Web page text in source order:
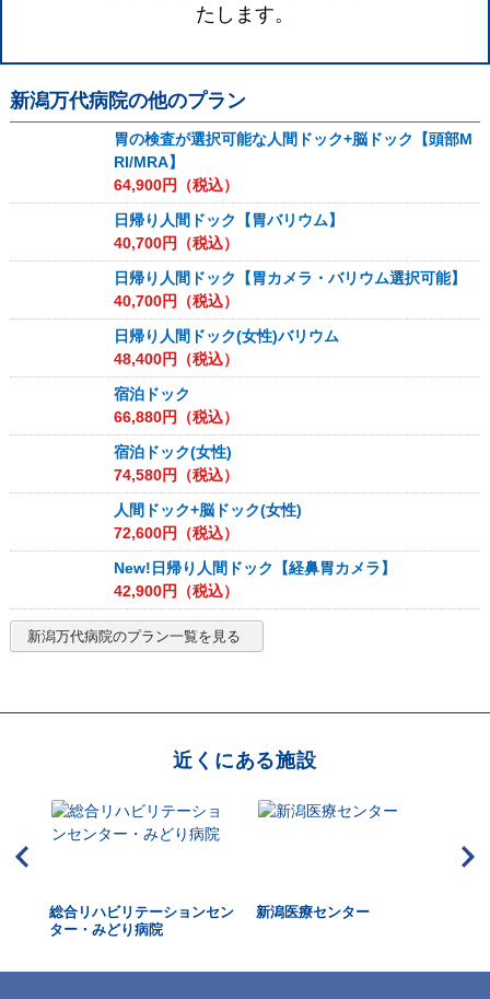
たします。
新潟万代病院の他のプラン
胃の検査が選択可能な人間ドック+脳ドック【頭部M
RI/MRA】
64,900円（税込）
日帰り人間ドック【胃バリウム】
40,700円（税込）
日帰り人間ドック【胃カメラ・バリウム選択可能】
40,700円（税込）
日帰り人間ドック(女性)バリウム
48,400円（税込）
宿泊ドック
66,880円（税込）
宿泊ドック(女性)
74,580円（税込）
人間ドック+脳ドック(女性)
72,600円（税込）
New!日帰り人間ドック【経鼻胃カメラ】
42,900円（税込）
新潟万代病院のプラン一覧を見る
近くにある施設
総合リハビリテーションセン
ター・みどり病院
新潟医療センター